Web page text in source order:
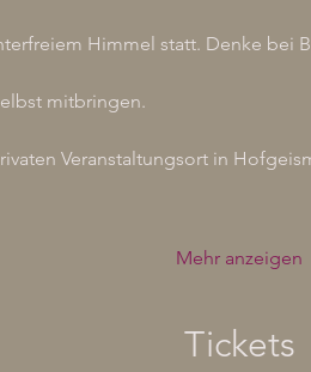
Himmel statt. Denke bei
mitbringen.
Veranstaltungsort in
Mehr anzeigen
Tickets